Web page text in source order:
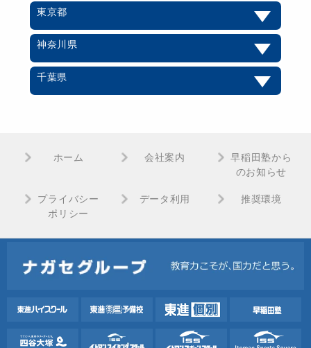
東京都
神奈川県
千葉県
ホーム 会社案内
早稲田塾から
のお知らせ
プライバシー
ポリシー
データ利用 推奨環境